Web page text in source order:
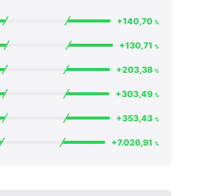
+140,70 %
+130,71 %
+203,38 %
+303,49 %
+353,43 %
+7.026,91 %